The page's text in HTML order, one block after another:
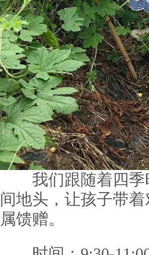
我们跟随着四季
间地头，让孩子带
属馈赠。